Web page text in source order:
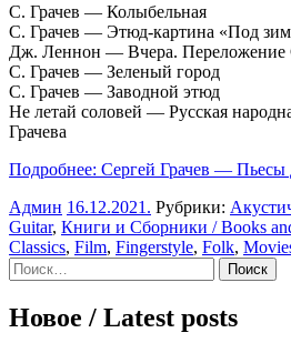
С. Грачев — Колыбельная
С. Грачев — Этюд-картина «Под
Дж. Леннон — Вчера. Переложение
С. Грачев — Зеленый город
С. Грачев — Заводной этюд
Не летай соловей — Русская
Грачева
Подробнее: Сергей Грачев — Пьесы
Админ 16.12.2021 . Рубрики:
Guitar, Книги и Сборники / Books
Classics, Film, Fingerstyle, Folk,
Sidebar
Найти:
Новое / Latest posts